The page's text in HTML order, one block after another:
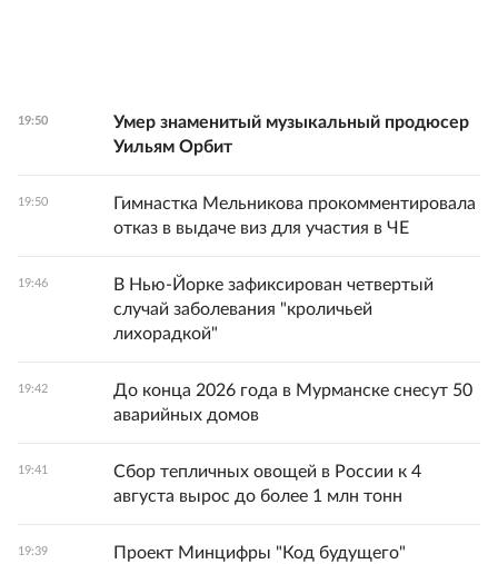
19:50
Умер знаменитый музыкальный продюсер
Уильям Орбит
19:50
Гимнастка Мельникова прокомментировала
отказ в выдаче виз для участия в ЧЕ
19:46
В Нью-Йорке зафиксирован четвертый
случай заболевания "кроличьей
лихорадкой"
19:42
До конца 2026 года в Мурманске снесут 50
аварийных домов
19:41
Сбор тепличных овощей в России к 4
августа вырос до более 1 млн тонн
19:39
Проект Минцифры "Код будущего"